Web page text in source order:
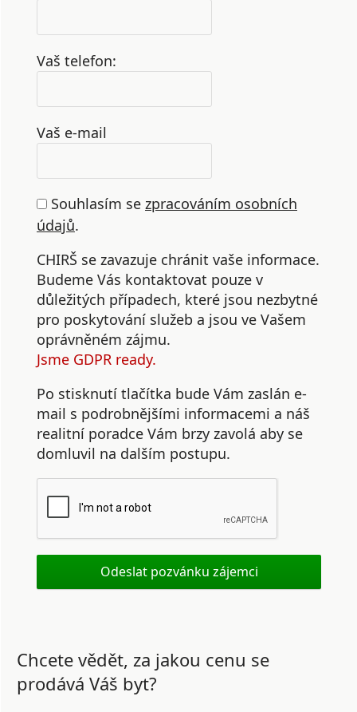
Vaš telefon:
Vaš e-mail
Souhlasím se zpracováním osobních
údajů.
CHIRŠ se zavazuje chránit vaše informace.
Budeme Vás kontaktovat pouze v
důležitých případech, které jsou nezbytné
pro poskytování služeb a jsou ve Vašem
oprávněném zájmu.
Jsme GDPR ready.
Po stisknutí tlačítka bude Vám zaslán e-
mail s podrobnějšími informacemi a náš
realitní poradce Vám brzy zavolá aby se
domluvil na dalším postupu.
Chcete vědět, za jakou cenu se
prodává Váš byt?